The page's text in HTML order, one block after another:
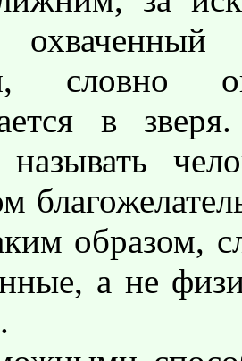
словно
в
называть
образом,
а не